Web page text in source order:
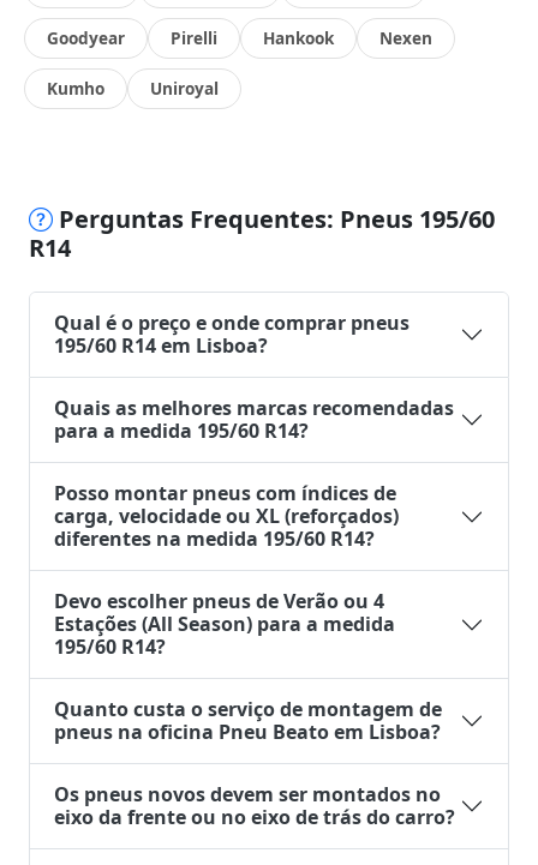
Goodyear Pirelli Hankook Nexen
Kumho Uniroyal
Perguntas Frequentes: Pneus 195/60
R14
Qual é o preço e onde comprar pneus
195/60 R14 em Lisboa?
Quais as melhores marcas recomendadas
para a medida 195/60 R14?
Posso montar pneus com índices de
carga, velocidade ou XL (reforçados)
diferentes na medida 195/60 R14?
Devo escolher pneus de Verão ou 4
Estações (All Season) para a medida
195/60 R14?
Quanto custa o serviço de montagem de
pneus na oficina Pneu Beato em Lisboa?
Os pneus novos devem ser montados no
eixo da frente ou no eixo de trás do carro?